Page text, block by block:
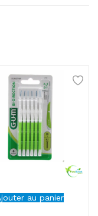
au panier